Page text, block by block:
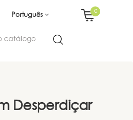
Português
0
Desperdiçar